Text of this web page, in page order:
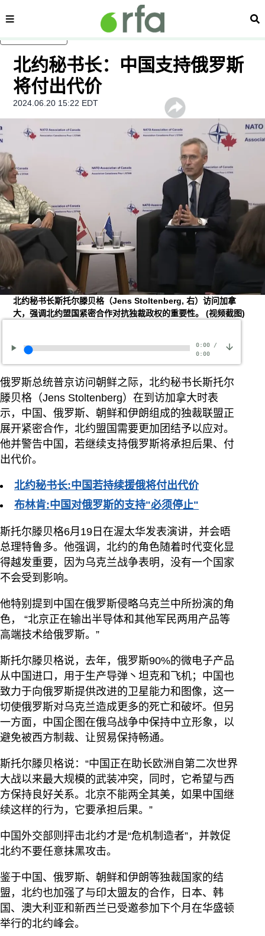
内容分类 搜
北约秘书长：中国支持俄罗斯
将付出代价
2024.06.20 15:22 EDT
北约秘书长斯托尔滕贝格（Jens Stoltenberg, 右）访问加拿
大，强调北约盟国紧密合作对抗独裁政权的重要性。(视频截图)
0:00/
0:00
俄罗斯总统普京访问朝鲜之际，北约秘书长斯托尔
滕贝格（Jens Stoltenberg）在到访加拿大时表
示，中国、俄罗斯、朝鲜和伊朗组成的独裁联盟正
展开紧密合作，北约盟国需要更加团结予以应对。
他并警告中国，若继续支持俄罗斯将承担后果、付
出代价。
北约秘书长:中国若持续援俄将付出代价
布林肯:中国对俄罗斯的支持"必须停止"
斯托尔滕贝格6月19日在渥太华发表演讲，并会晤
总理特鲁多。他强调，北约的角色随着时代变化显
得越发重要，因为乌克兰战争表明，没有一个国家
不会受到影响。
他特别提到中国在俄罗斯侵略乌克兰中所扮演的角
色， “北京正在输出半导体和其他军民两用产品等
高端技术给俄罗斯。”
斯托尔滕贝格说，去年，俄罗斯90%的微电子产品
从中国进口，用于生产导弹丶坦克和飞机；中国也
致力于向俄罗斯提供改进的卫星能力和图像，这一
切使俄罗斯对乌克兰造成更多的死亡和破坏。但另
一方面，中国企图在俄乌战争中保持中立形象，以
避免被西方制裁、让贸易保持畅通。
斯托尔滕贝格说：“中国正在助长欧洲自第二次世界
大战以来最大规模的武装冲突，同时，它希望与西
方保持良好关系。北京不能两全其美，如果中国继
续这样的行为，它要承担后果。”
中国外交部则抨击北约才是“危机制造者”，并敦促
北约不要任意抹黑攻击。
鉴于中国、俄罗斯、朝鲜和伊朗等独裁国家的结
盟，北约也加强了与印太盟友的合作，日本、韩
国、澳大利亚和新西兰已受邀参加下个月在华盛顿
举行的北约峰会。